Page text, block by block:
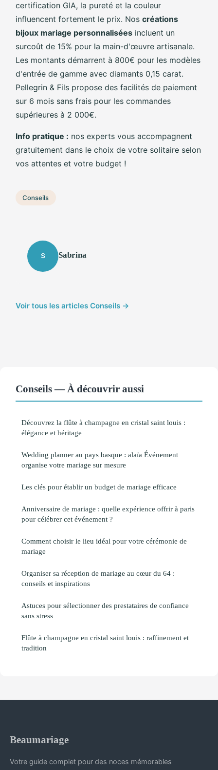
certification GIA, la pureté et la couleur
influencent fortement le prix. Nos créations
bijoux mariage personnalisées incluent un
surcoût de 15% pour la main-d'œuvre artisanale.
Les montants démarrent à 800€ pour les modèles
d'entrée de gamme avec diamants 0,15 carat.
Pellegrin & Fils propose des facilités de paiement
sur 6 mois sans frais pour les commandes
supérieures à 2 000€.
Info pratique : nos experts vous accompagnent
gratuitement dans le choix de votre solitaire selon
vos attentes et votre budget !
Conseils
S Sabrina
Voir tous les articles Conseils →
Conseils — À découvrir aussi
Découvrez la flûte à champagne en cristal saint louis :
élégance et héritage
Wedding planner au pays basque : alaïa Événement
organise votre mariage sur mesure
Les clés pour établir un budget de mariage efficace
Anniversaire de mariage : quelle expérience offrir à paris
pour célébrer cet événement ?
Comment choisir le lieu idéal pour votre cérémonie de
mariage
Organiser sa réception de mariage au cœur du 64 :
conseils et inspirations
Astuces pour sélectionner des prestataires de confiance
sans stress
Flûte à champagne en cristal saint louis : raffinement et
tradition
Beaumariage
Votre guide complet pour des noces mémorables